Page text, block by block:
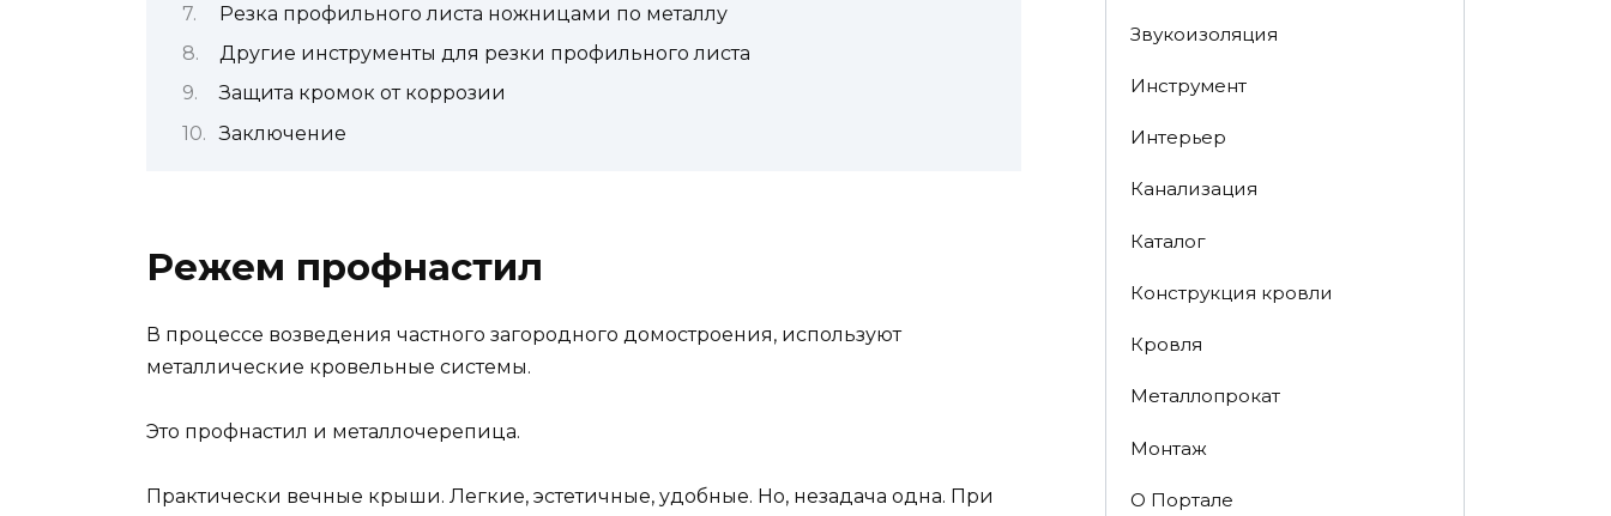
Резка профильного листа ножницами по металлу
Другие инструменты для резки профильного листа
Защита кромок от коррозии
Заключение
Режем профнастил
В процессе возведения частного загородного домостроения, используют
металлические кровельные системы.
Это профнастил и металлочерепица.
Практически вечные крыши. Легкие, эстетичные, удобные. Но, незадача одна. При
Звукоизоляция
Инструмент
Интерьер
Канализация
Каталог
Конструкция кровли
Кровля
Металлопрокат
Монтаж
О Портале